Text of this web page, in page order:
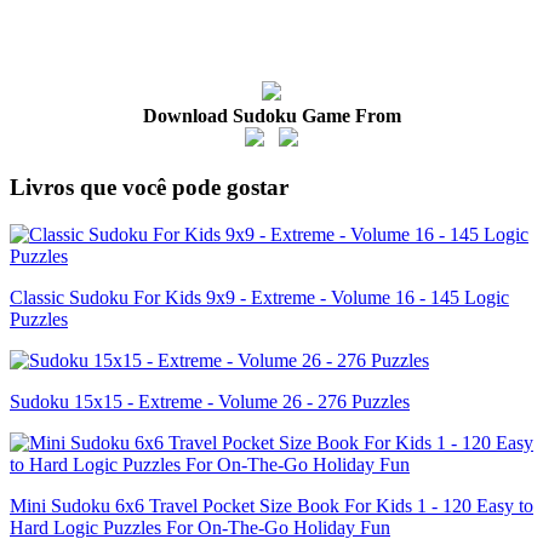
Download Sudoku Game From
Livros que você pode gostar
Classic Sudoku For Kids 9x9 - Extreme - Volume 16 - 145 Logic
Puzzles
Sudoku 15x15 - Extreme - Volume 26 - 276 Puzzles
Mini Sudoku 6x6 Travel Pocket Size Book For Kids 1 - 120 Easy to
Hard Logic Puzzles For On-The-Go Holiday Fun